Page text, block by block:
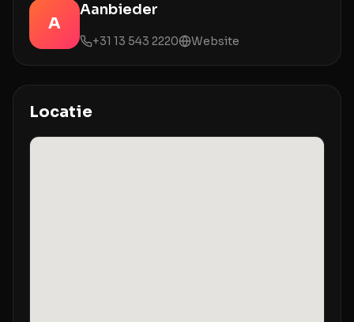
A
Aanbieder
+31 13 543 2220 Website
Locatie